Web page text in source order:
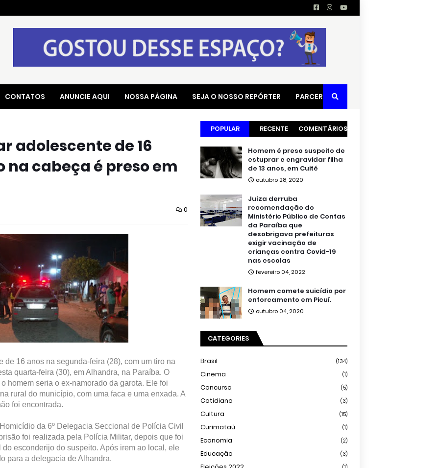
CONTATOS ANUNCIE AQUI NOSSA PÁGINA SEJA O NOSSO REPÓRTER PARCERIAS
adolescente de 16
na cabeça é preso em
0
de 16 anos na segunda-feira (28), com um tiro na
quarta-feira (30), em Alhandra, na Paraíba. O
homem seria o ex-namorado da garota. Ele foi
rural do município, com uma faca e uma enxada. A
foi encontrada.
da 6º Delegacia Seccional de Polícia Civil
foi realizada pela Polícia Militar, depois que foi
esconderijo do suspeito. Após irem ao local, ele
para a delegacia de Alhandra.
POPULAR RECENTE COMENTÁRIOS
Homem é preso suspeito de
estuprar e engravidar filha
de 13 anos, em Cuité
outubro 28, 2020
Juíza derruba
recomendação do
Ministério Público de Contas
da Paraíba que
desobrigava prefeituras
exigir vacinação de
crianças contra Covid-19
nas escolas
fevereiro 04, 2022
Homem comete suicídio por
enforcamento em Picuí.
outubro 04, 2020
CATEGORIES
Brasil (134)
Cinema (1)
Concurso (5)
Cotidiano (3)
Cultura (15)
Curimataú (1)
Economia (2)
Educação (3)